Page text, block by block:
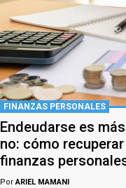
FINANZAS PERSONALES
Endeudarse es
no: cómo
finanzas
PorARIEL MAMANI